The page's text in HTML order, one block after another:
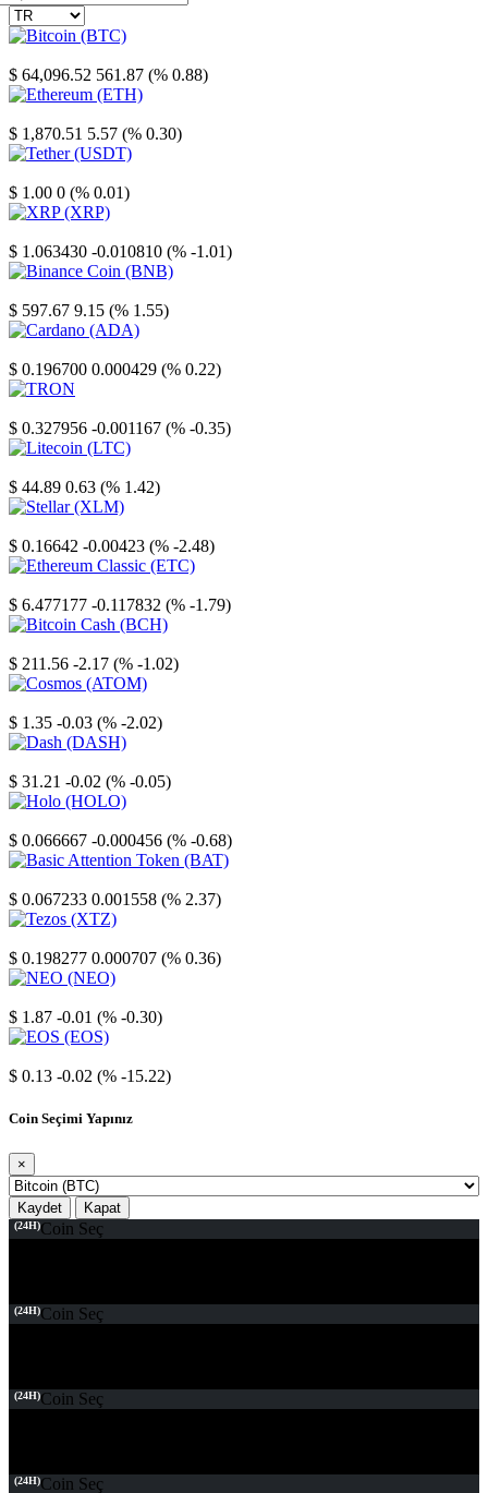
$ 64,096.52 561.87 (% 0.88)
$ 1,870.51 5.57 (% 0.30)
$ 1.00 0 (% 0.01)
$ 1.063430 -0.010810 (% -1.01)
$ 597.67 9.15 (% 1.55)
$ 0.196700 0.000429 (% 0.22)
$ 0.327956 -0.001167 (% -0.35)
$ 44.89 0.63 (% 1.42)
$ 0.16642 -0.00423 (% -2.48)
$ 6.477177 -0.117832 (% -1.79)
$ 211.56 -2.17 (% -1.02)
$ 1.35 -0.03 (% -2.02)
$ 31.21 -0.02 (% -0.05)
$ 0.066667 -0.000456 (% -0.68)
$ 0.067233 0.001558 (% 2.37)
$ 0.198277 0.000707 (% 0.36)
$ 1.87 -0.01 (% -0.30)
$ 0.13 -0.02 (% -15.22)
Coin Seçimi Yapınız
×
Kaydet Kapat
(24H)Coin Seç
(24H)Coin Seç
(24H)Coin Seç
(24H)Coin Seç